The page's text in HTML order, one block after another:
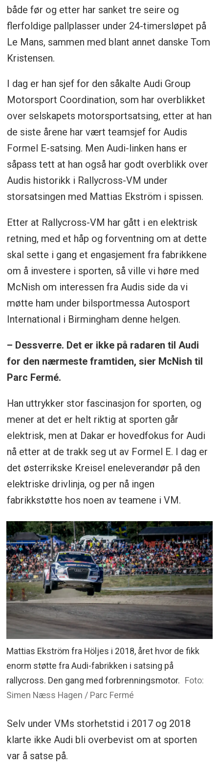
både før og etter har sanket tre seire og
flerfoldige pallplasser under 24-timersløpet på
Le Mans, sammen med blant annet danske Tom
Kristensen.
I dag er han sjef for den såkalte Audi Group
Motorsport Coordination, som har overblikket
over selskapets motorsportsatsing, etter at han
de siste årene har vært teamsjef for Audis
Formel E-satsing. Men Audi-linken hans er
såpass tett at han også har godt overblikk over
Audis historikk i Rallycross-VM under
storsatsingen med Mattias Ekström i spissen.
Etter at Rallycross-VM har gått i en elektrisk
retning, med et håp og forventning om at dette
skal sette i gang et engasjement fra fabrikkene
om å investere i sporten, så ville vi høre med
McNish om interessen fra Audis side da vi
møtte ham under bilsportmessa Autosport
International i Birmingham denne helgen.
– Dessverre. Det er ikke på radaren til Audi
for den nærmeste framtiden, sier McNish til
Parc Fermé.
Han uttrykker stor fascinasjon for sporten, og
mener at det er helt riktig at sporten går
elektrisk, men at Dakar er hovedfokus for Audi
nå etter at de trakk seg ut av Formel E. I dag er
det østerrikske Kreisel eneleverandør på den
elektriske drivlinja, og per nå ingen
fabrikkstøtte hos noen av teamene i VM.
Mattias Ekström fra Höljes i 2018, året hvor de fikk
enorm støtte fra Audi-fabrikken i satsing på
rallycross. Den gang med forbrenningsmotor. Foto:
Simen Næss Hagen / Parc Fermé
Selv under VMs storhetstid i 2017 og 2018
klarte ikke Audi bli overbevist om at sporten
var å satse på.